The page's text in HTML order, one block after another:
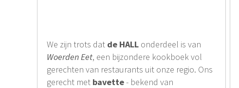
We zijn trots dat de HALL onderdeel is van
Woerden Eet, een bijzondere kookboek vol
gerechten van restaurants uit onze regio. Ons
gerecht met bavette- bekend van